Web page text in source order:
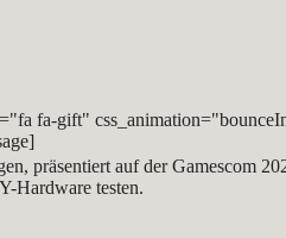
fa-gift"
präsentiert auf der Gamescom
Hardware testen.